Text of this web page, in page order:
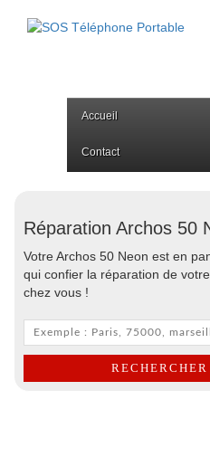
Accueil
Contact
Réparation Archos 50
Votre Archos 50 Neon est en
qui confier la réparation de
chez vous !